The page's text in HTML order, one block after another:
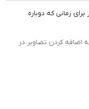
زمانی که دوباره
اضافه کردن تصاویر در